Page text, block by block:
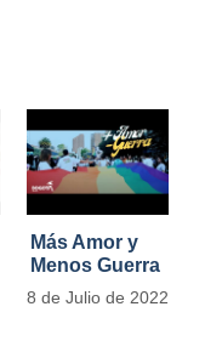
Más Amor y
Menos Guerra
8 de Julio de 2022